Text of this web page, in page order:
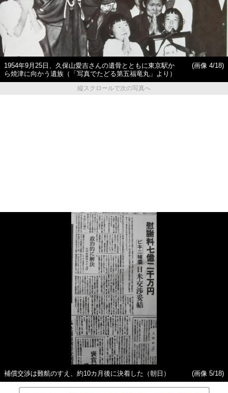
1954年9月25日、久保山愛吉さんの遺骨とともに東京駅か
ら焼津に向かう遺族（「写真でたどる第五福竜丸」より）
(画像 4/18)
縦スクロールで次の写真へ
補償交渉は難航のすえ、約10カ月後に決着した（朝日） (画像 5/18)